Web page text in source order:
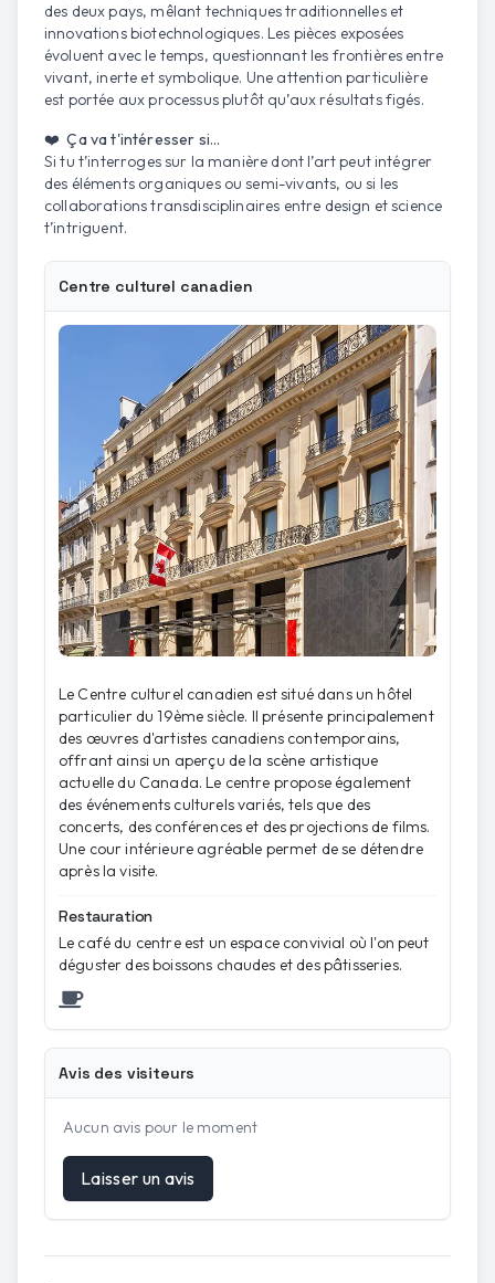
des deux pays, mêlant techniques traditionnelles et
innovations biotechnologiques. Les pièces exposées
évoluent avec le temps, questionnant les frontières entre
vivant, inerte et symbolique. Une attention particulière
est portée aux processus plutôt qu’aux résultats figés.
❤️ Ça va t'intéresser si...
Si tu t’interroges sur la manière dont l’art peut intégrer
des éléments organiques ou semi-vivants, ou si les
collaborations transdisciplinaires entre design et science
t’intriguent.
Centre culturel canadien
Le Centre culturel canadien est situé dans un hôtel
particulier du 19ème siècle. Il présente principalement
des œuvres d'artistes canadiens contemporains,
offrant ainsi un aperçu de la scène artistique
actuelle du Canada. Le centre propose également
des événements culturels variés, tels que des
concerts, des conférences et des projections de films.
Une cour intérieure agréable permet de se détendre
après la visite.
Restauration
Le café du centre est un espace convivial où l'on peut
déguster des boissons chaudes et des pâtisseries.
Avis des visiteurs
Aucun avis pour le moment
Laisser un avis